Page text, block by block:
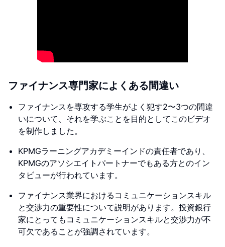
ファイナンス専門家によくある間違い
ファイナンスを専攻する学生がよく犯す2〜3つの間違
いについて、それを学ぶことを目的としてこのビデオ
を制作しました。
KPMGラーニングアカデミーインドの責任者であり、
KPMGのアソシエイトパートナーでもある方とのイン
タビューが行われています。
ファイナンス業界におけるコミュニケーションスキル
と交渉力の重要性について説明があります。投資銀行
家にとってもコミュニケーションスキルと交渉力が不
可欠であることが強調されています。